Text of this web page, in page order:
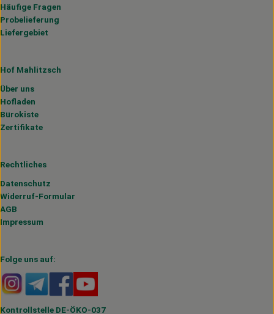
Häufige Fragen
Probelieferung
Liefergebiet
Hof Mahlitzsch
Über uns
Hofladen
Bürokiste
Zertifikate
Rechtliches
Datenschutz
Widerruf-Formular
AGB
Impressum
Folge uns auf:
Externer Link zu https://www.instagram.com/
Externer Link zu https://t.me/s/hofmahlitzsch
Externer Link zu https://www.facebook.com/
Kontrollstelle DE-ÖKO-037